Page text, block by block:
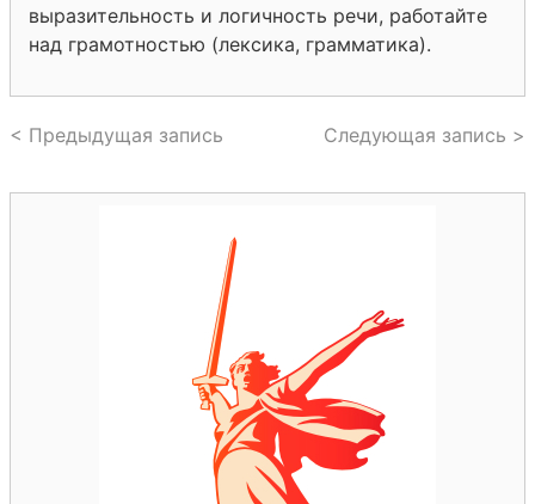
выразительность и логичность речи, работайте
над грамотностью (лексика, грамматика).
< Предыдущая запись Следующая запись >